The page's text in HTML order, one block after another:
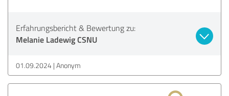
Erfahrungsbericht & Bewertung zu:
Melanie Ladewig CSNU
01.09.2024 Anonym